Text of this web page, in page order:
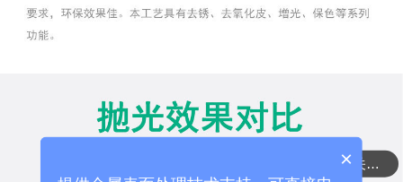
需要了解铜处理相关的产品
×